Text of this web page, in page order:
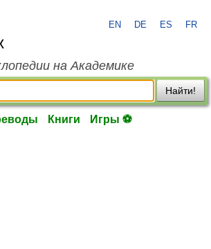
EN DE ES FR
на Академике
Найти!
Книги Игры ⚽